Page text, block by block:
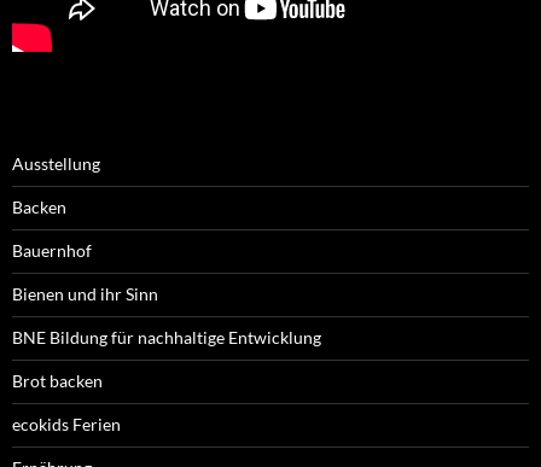
Ausstellung
Backen
Bauernhof
Bienen und ihr Sinn
BNE Bildung für nachhaltige Entwicklung
Brot backen
ecokids Ferien